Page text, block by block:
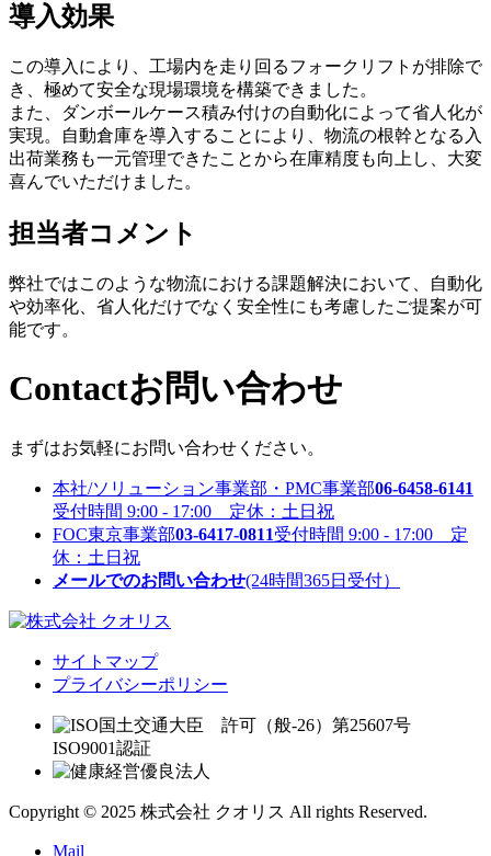
導入効果
この導入により、工場内を走り回るフォークリフトが排除で
き、極めて安全な現場環境を構築できました。
また、ダンボールケース積み付けの自動化によって省人化が
実現。自動倉庫を導入することにより、物流の根幹となる入
出荷業務も一元管理できたことから在庫精度も向上し、大変
喜んでいただけました。
担当者コメント
弊社ではこのような物流における課題解決において、自動化
や効率化、省人化だけでなく安全性にも考慮したご提案が可
能です。
Contactお問い合わせ
まずはお気軽にお問い合わせください。
本社/ソリューション事業部・PMC事業部06-6458-6141
受付時間 9:00 - 17:00 定休：土日祝
FOC東京事業部03-6417-0811受付時間 9:00 - 17:00 定
休：土日祝
メールでのお問い合わせ(24時間365日受付）
サイトマップ
プライバシーポリシー
国土交通大臣 許可（般-26）第25607号
ISO9001認証
Copyright © 2025 株式会社 クオリス All rights Reserved.
Mail